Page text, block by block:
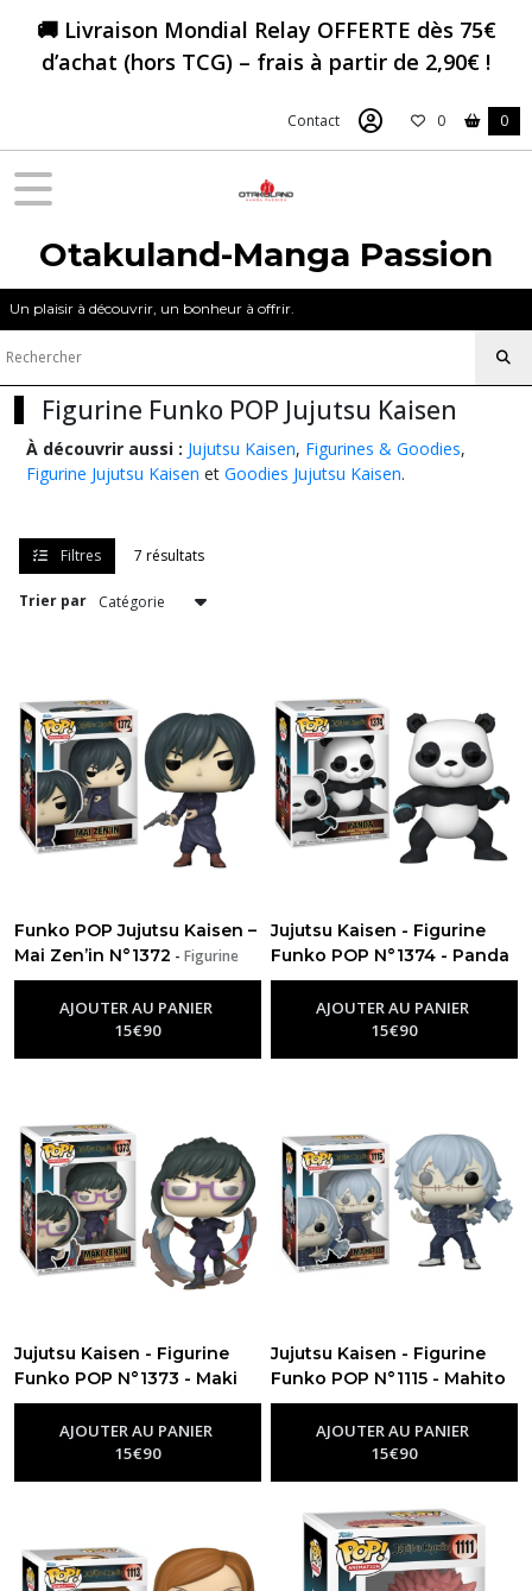
🚚 Livraison Mondial Relay OFFERTE dès 75€
d’achat (hors TCG) – frais à partir de 2,90€ !
Contact 0 0
Otakuland-Manga Passion
Un plaisir à découvrir, un bonheur à offrir.
Figurine Funko POP Jujutsu Kaisen
À découvrir aussi : Jujutsu Kaisen, Figurines & Goodies,
Figurine Jujutsu Kaisen et Goodies Jujutsu Kaisen.
Filtres 7 résultats
Trier par
Funko POP Jujutsu Kaisen –
Mai Zen’in N°1372 - Figurine
Funko Pop Jujutsu Kaisen
AJOUTER AU PANIER
15€90
Jujutsu Kaisen - Figurine
Funko POP N°1374 - Panda
-Figurine Funko Pop Jujutsu Kaisen
AJOUTER AU PANIER
15€90
Jujutsu Kaisen - Figurine
Funko POP N°1373 - Maki
Zen'in-Figurine Funko Pop
Jujutsu Kaisen
AJOUTER AU PANIER
15€90
Jujutsu Kaisen - Figurine
Funko POP N°1115 - Mahito
-Figurine Funko Pop Jujutsu Kaisen
AJOUTER AU PANIER
15€90
Fermer
Tous
les
produits
Goodies
Jujutsu
Kaisen
Figurine
Jujutsu
Kaisen
(13)
Funko
POP
Kaisen
Peluche
Jujutsu
Kaisen
(1)
Goodies